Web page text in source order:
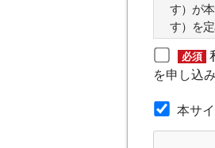
す）が
す）を定
第２条
第３条
必須
を申し込
本サ